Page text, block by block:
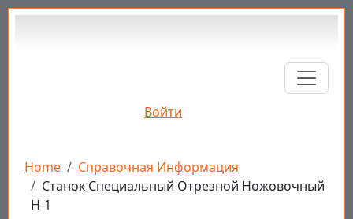
Перейти к основному содержанию
Войти
Строка навигации
Home
Справочная Информация
Станок Специальный Отрезной Ножовочный
Н-1